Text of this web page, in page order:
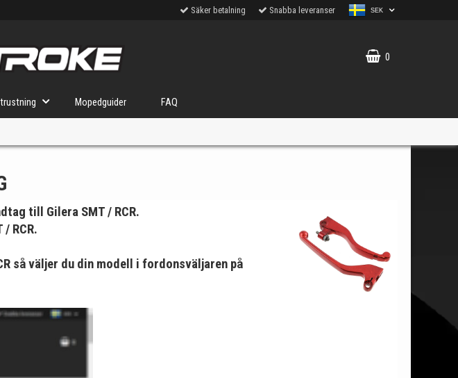
Säker betalning Snabba leveranser SEK
0
Mopedguider FAQ
RÄTT DELAR
moped och universella produkter.
till Gilera SMT / RCR.
RCR.
så väljer du din modell i fordonsväljaren på